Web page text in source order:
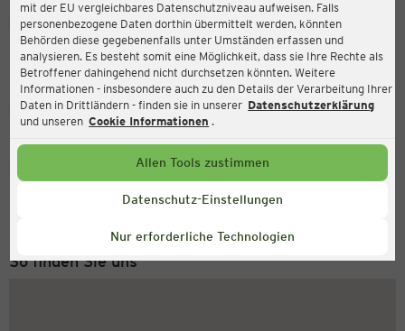
mit der EU vergleichbares Datenschutzniveau aufweisen. Falls
personenbezogene Daten dorthin übermittelt werden, könnten
Behörden diese gegebenenfalls unter Umständen erfassen und
analysieren. Es besteht somit eine Möglichkeit, dass sie Ihre Rechte als
Betroffener dahingehend nicht durchsetzen könnten. Weitere
Informationen - insbesondere auch zu den Details der Verarbeitung Ihrer
Daten in Drittländern - finden sie in unserer Datenschutzerklärung
und unseren Cookie Informationen .
Allen Tools zustimmen
Datenschutz-Einstellungen
Nur erforderliche Technologien
Ernsting's family
Osttangente 4, 31832 Springe
Aktuell:
Geschlossen
Service Hotline
+49 (0) 2546 / 98 999 98
So finden Sie uns